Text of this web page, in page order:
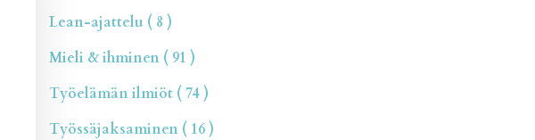
Lean-ajattelu ( 8 )
Mieli & ihminen ( 91 )
Työelämän ilmiöt ( 74 )
Työssäjaksaminen ( 16 )